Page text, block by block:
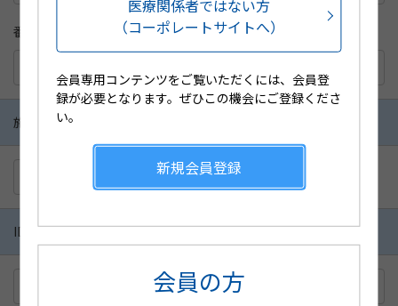
番地
施設電話番号
-
ID（メールアドレス）
医療関係者ではない方
（コーポレートサイトへ）
会員専用コンテンツをご覧いただくには、会員登
録が必要となります。ぜひこの機会にご登録くださ
い。
新規会員登録
会員の方